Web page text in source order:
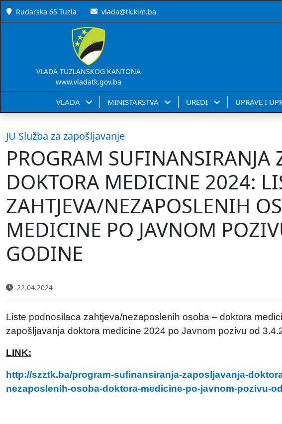
Rudarska 65 Tuzla vlada@tk.kim.ba
VLADA TUZLANSKOG KANTONA
www.vladatk.gov.ba
VLADA MINISTARSTVA UREDI UPRAVE I
JU Služba za zapošljavanje
PROGRAM SUFINANSIRANJA
DOKTORA MEDICINE 2024:
ZAHTJEVA/NEZAPOSLENIH
MEDICINE PO JAVNOM
GODINE
22.04.2024
Liste podnosilaca zahtjeva/nezaposlenih osoba – doktora
zapošljavanja doktora medicine 2024 po Javnom pozivu od
LINK:
http://szztk.ba/program-sufinansiranja-zaposljavanja-
nezaposlenih-osoba-doktora-medicine-po-javnom-pozivu-